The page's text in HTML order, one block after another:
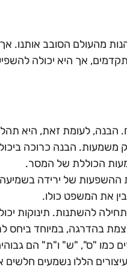
מהעולם הסובב אותנו.
אך היא יכולה
הבנה, לעומת זאת, היא
משמעות. הבנה כרוכה
הכוללת של המסר.
ההשפעות של ירידה
את המשפט כולו.
להשתנות. תינוקות
בהדרגה, במיוחד ביחס
כמו "ס", "ש" ו"ת" הם
הללו נשמעים חלשים